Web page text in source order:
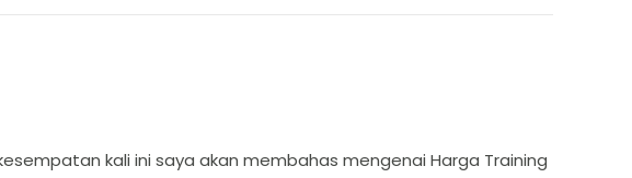
kali ini saya akan membahas mengenai Harga Training